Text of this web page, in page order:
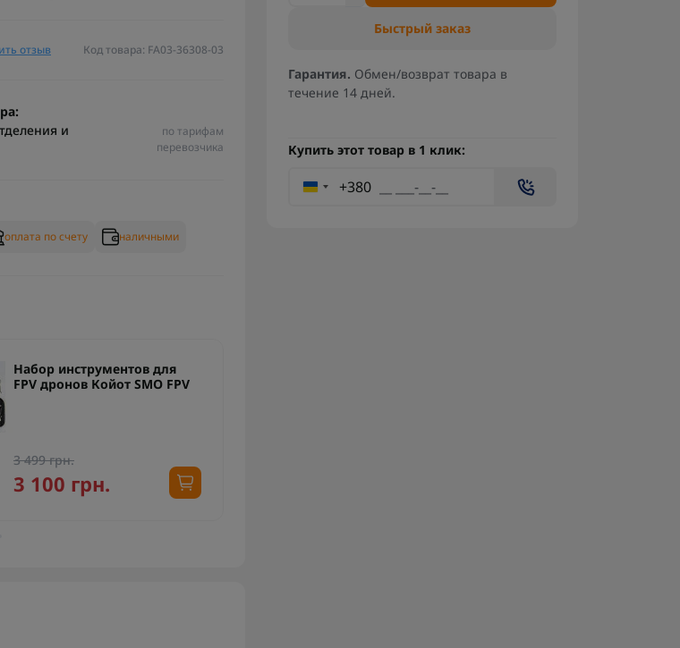
отзыв Код товара: FA03-36308-03
Быстрый заказ
Гарантия. Обмен/возврат товара в
течение 14 дней.
Купить этот товар в 1 клик:
+380
и
по тарифам
перевозчика
оплата по счету наличными
Набор инструментов для
FPV дронов Койот SMO FPV
3 499 грн.
3 100 грн.